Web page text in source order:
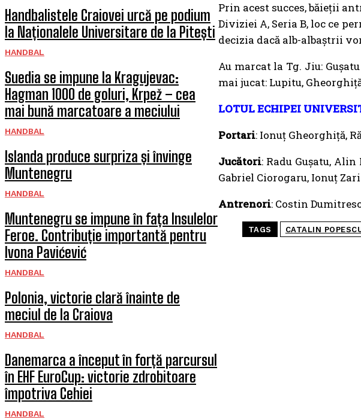
Handbalistele Craiovei urcă pe podium
la Naționalele Universitare de la Pitești
HANDBAL
Suedia se impune la Kragujevac:
Hagman 1000 de goluri, Krpež – cea
mai bună marcatoare a meciului
HANDBAL
Islanda produce surpriza și învinge
Muntenegru
HANDBAL
Muntenegru se impune în fața Insulelor
Feroe. Contribuție importantă pentru
Ivona Pavićević
HANDBAL
Polonia, victorie clară înainte de
meciul de la Craiova
HANDBAL
Danemarca a început în forță parcursul
în EHF EuroCup: victorie zdrobitoare
împotriva Cehiei
HANDBAL
Prin acest succes, băieții
Diviziei A, Seria B, loc ce
decizia dacă alb-albaștrii
Au marcat la Tg. Jiu:
mai jucat: Lupitu,
LOTUL ECHIPEI
Portari: Ionuț Gheorghiță,
Jucători: Radu Gușatu,
Gabriel Ciorogaru, Ionuț
Antrenori: Costin
TAGS CATALIN